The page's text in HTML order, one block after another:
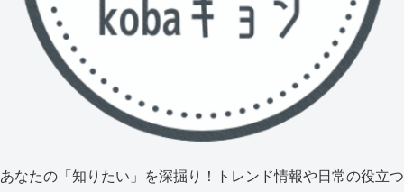
あなたの「知りたい」を深掘り！トレンド情報や日常の役立つ